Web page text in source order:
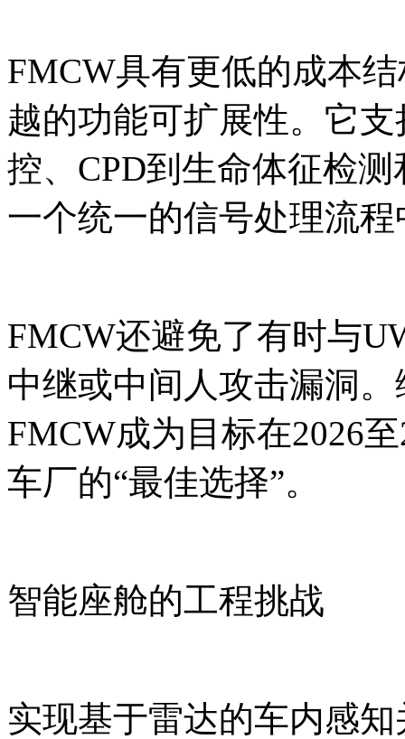
FMCW具有更低的成本
越的功能可扩展性。它
控、CPD到生命体征检
一个统一的信号处理流
FMCW还避免了有时与
中继或中间人攻击漏洞
FMCW成为目标在2026
车厂的“最佳选择”。
智能座舱的工程挑战
实现基于雷达的车内感